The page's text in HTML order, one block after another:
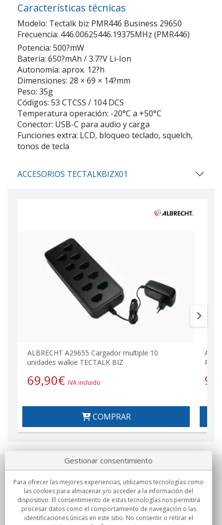
Características técnicas
Modelo: Tectalk biz PMR446 Business 29650
Frecuencia: 446.00625446.19375MHz (PMR446)
Potencia: 500?mW
Batería: 650?mAh / 3.7?V Li-Ion
Autonomía: aprox. 12?h
Dimensiones: 28 × 69 × 14?mm
Peso: 35g
Códigos: 53 CTCSS / 104 DCS
Temperatura operación: -20°C a +50°C
Conector: USB-C para audio y carga
Funciones extra: LCD, bloqueo teclado, squelch,
tonos de tecla
ACCESORIOS TECTALKBIZX01
ALBRECHT A29655 Cargador multiple 10
unidades walkie TECTALK BIZ
69,90€ IVA incluido
COMPRAR
PTT
Sobre nosotros
Compromisos
Compras
Gestionar consentimiento
Para ofrecer las mejores experiencias, utilizamos tecnologías como
las cookies para almacenar y/o acceder a la información del
dispositivo. El consentimiento de estas tecnologías nos permitirá
procesar datos como el comportamiento de navegación o las
identificaciones únicas en este sitio. No consentir o retirar el